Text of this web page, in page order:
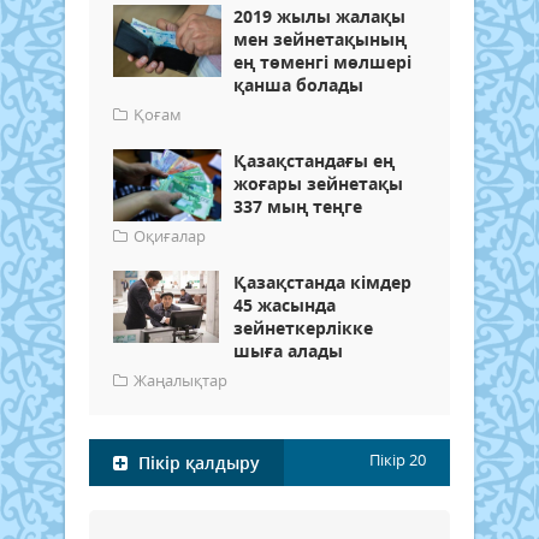
2019 жылы жалақы
мен зейнетақының
ең төменгі мөлшері
қанша болады
Қоғам
Қазақстандағы ең
жоғары зейнетақы
337 мың теңге
Оқиғалар
Қазақстанда кімдер
45 жасында
зейнеткерлікке
шыға алады
Жаңалықтар
Пікір қалдыру Пікір 20